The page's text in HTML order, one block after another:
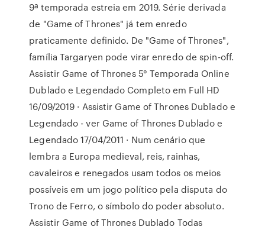
9ª temporada estreia em 2019. Série derivada
de "Game of Thrones" já tem enredo
praticamente definido. De "Game of Thrones",
família Targaryen pode virar enredo de spin-off.
Assistir Game of Thrones 5° Temporada Online
Dublado e Legendado Completo em Full HD
16/09/2019 · Assistir Game of Thrones Dublado e
Legendado - ver Game of Thrones Dublado e
Legendado 17/04/2011 · Num cenário que
lembra a Europa medieval, reis, rainhas,
cavaleiros e renegados usam todos os meios
possíveis em um jogo político pela disputa do
Trono de Ferro, o símbolo do poder absoluto.
Assistir Game of Thrones Dublado Todas